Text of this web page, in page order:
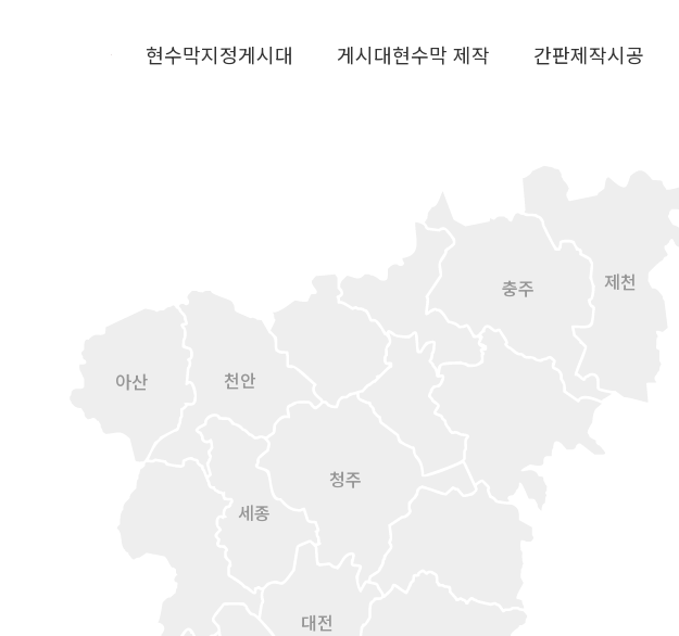
현수막지정게시대 게시대현수막 제작 간판제작시공
천안
아산
제천
청주
대전
충주
세종